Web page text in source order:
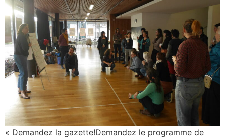
« Demandez la gazette!Demandez le programme de